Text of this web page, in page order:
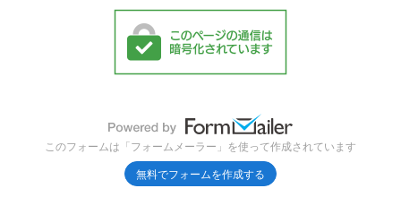
このフォームは「フォームメーラー」を使って作成されています
無料でフォームを作成する